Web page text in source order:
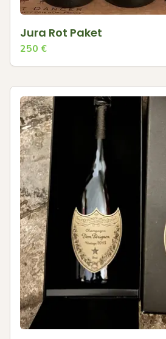
Jura Rot Paket
250 €